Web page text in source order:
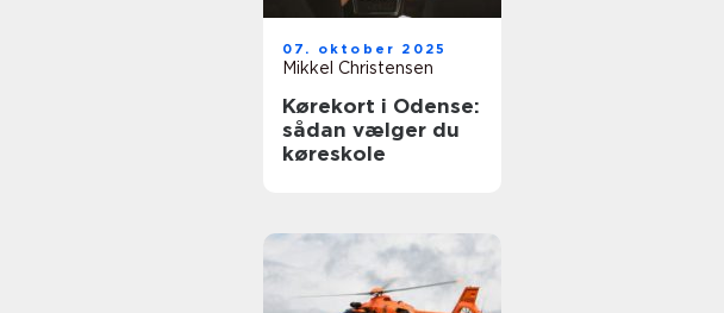
07. oktober 2025
Mikkel Christensen
Kørekort i Odense:
sådan vælger du
køreskole